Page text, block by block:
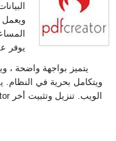
ويعمل
يوفر
يتميز بواجهة واضحة ،
ويتكامل بحرية في النظام.
الويب. تنزيل وتثبيت أخر PDFCreator لنظام التشغيل Windows 7 العربية.